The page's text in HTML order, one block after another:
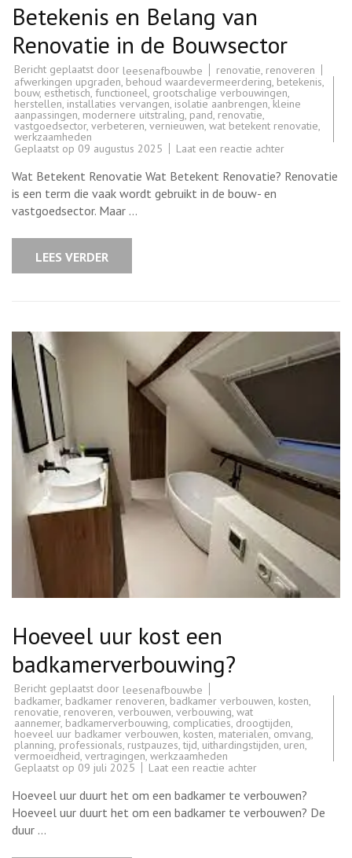
Betekenis en Belang van
Renovatie in de Bouwsector
Bericht geplaatst door leesenafbouwbe renovatie, renoveren
afwerkingen upgraden, behoud waardevermeerdering, betekenis,
bouw, esthetisch, functioneel, grootschalige verbouwingen,
herstellen, installaties vervangen, isolatie aanbrengen,kleine
aanpassingen, modernere uitstraling, pand, renovatie,
vastgoedsector, verbeteren, vernieuwen, wat betekent renovatie,
werkzaamheden
Geplaatst op 09 augustus 2025 Laat een reactie achterop
en
Belang
Wat Betekent Renovatie Wat Betekent Renovatie? Renovatie
is een term die vaak wordt gebruikt in de bouw- en
vastgoedsector. Maar …
LEES VERDER
Hoeveel uur kost een
badkamerverbouwing?
Bericht geplaatst door leesenafbouwbe
badkamer, badkamer renoveren badkamer verbouwen kosten
renovatie renoveren verbouwen verbouwing wat
aannemer, badkamerverbouwing complicaties droogtijden
hoeveel uur badkamer verbouwen kosten materialen,omvang
planning professionals rustpauzes ,tijd uithardingstijden uren,
vermoeidheid vertragingen, werkzaamheden
Geplaatst op 09 juli 2025 Laat een reactie achterop
uur
kost
een
Hoeveel uur duurt het om een badkamer te verbouwen?
Hoeveel uur duurt het om een badkamer te verbouwen? De
duur …